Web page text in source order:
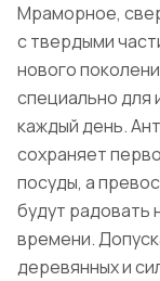
Мраморное,
с твердыми
нового
специально для
каждый день.
сохраняет
посуды, а
будут радовать
времени.
деревянных и